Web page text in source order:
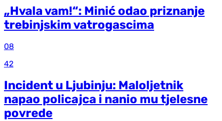
„Hvala vam!“: Minić odao priznanje
trebinjskim vatrogascima
08
42
Incident u Ljubinju: Maloljetnik
napao policajca i nanio mu tjelesne
povrede